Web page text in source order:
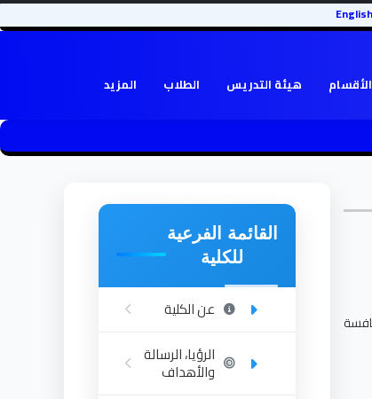
الأقسام هيئة التدريس الطلاب المزيد
القائمة الفرعية
للكلية
عن الكلية
الرؤيا، الرسالة
والأهداف